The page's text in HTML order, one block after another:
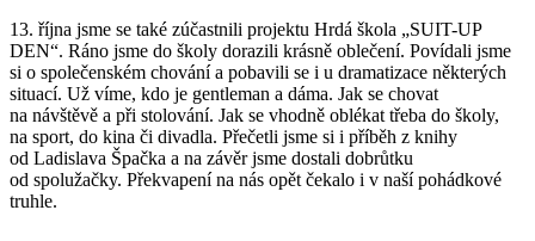
13. října jsme se také zúčastnili projektu Hrdá škola „SUIT-UP
DEN“. Ráno jsme do školy dorazili krásně oblečení. Povídali jsme
si o společenském chování a pobavili se i u dramatizace některých
situací. Už víme, kdo je gentleman a dáma. Jak se chovat
na návštěvě a při stolování. Jak se vhodně oblékat třeba do školy,
na sport, do kina či divadla. Přečetli jsme si i příběh z knihy
od Ladislava Špačka a na závěr jsme dostali dobrůtku
od spolužačky. Překvapení na nás opět čekalo i v naší pohádkové
truhle.